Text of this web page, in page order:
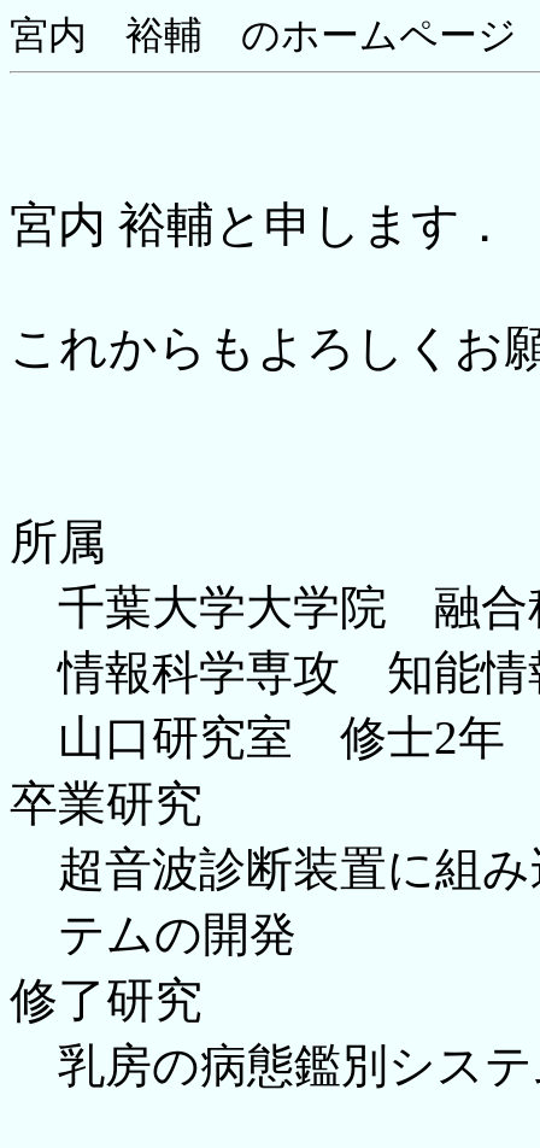
宮内 裕輔 のホームページ
宮内 裕輔と申します．
これからもよろしくお
所属
千葉大学大学院 融
情報科学専攻 知能情
山口研究室 修士2年
卒業研究
超音波診断装置に組
テムの開発
修了研究
乳房の病態鑑別シス